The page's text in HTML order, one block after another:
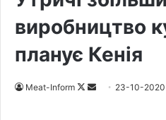
виробництво
планує Кенія
Meat-Inform
F
23-10-2020